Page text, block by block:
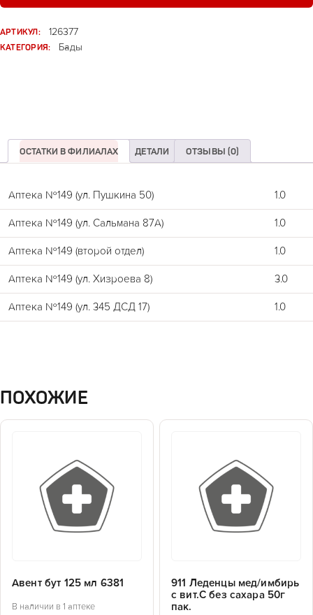
АРТИКУЛ:
126377
КАТЕГОРИЯ:
Бады
ОСТАТКИ В ФИЛИАЛАХ ДЕТАЛИ ОТЗЫВЫ (0)
Аптека №149 (ул. Пушкина 50) 1.0
Аптека №149 (ул. Сальмана 87А) 1.0
Аптека №149 (второй отдел) 1.0
Аптека №149 (ул. Хизроева 8) 3.0
Аптека №149 (ул. 345 ДСД 17) 1.0
ПОХОЖИЕ
Авент бут 125 мл 6381
В наличии в 1 аптеке
911 Леденцы мед/имбирь
с вит.С без сахара 50г
пак.